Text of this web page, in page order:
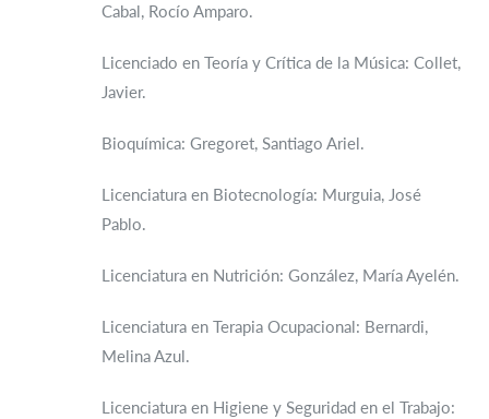
Cabal, Rocío Amparo.
Licenciado en Teoría y Crítica de la Música: Collet,
Javier.
Bioquímica: Gregoret, Santiago Ariel.
Licenciatura en Biotecnología: Murguia, José
Pablo.
Licenciatura en Nutrición: González, María Ayelén.
Licenciatura en Terapia Ocupacional: Bernardi,
Melina Azul.
Licenciatura en Higiene y Seguridad en el Trabajo: